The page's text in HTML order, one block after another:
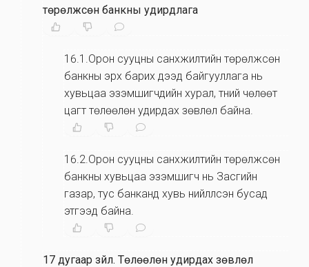
төрөлжсөн банкны удирдлага
16.1.Орон сууцны санхүүжилтийн төрөлжсөн
банкны эрх барих дээд байгууллага нь
хувьцаа эзэмшигчдийн хурал, түүний чөлөөт
цагт төлөөлөн удирдах зөвлөл байна.
16.2.Орон сууцны санхүүжилтийн төрөлжсөн
банкны хувьцаа эзэмшигч нь Засгийн
газар, тус банканд хувь нийлүүлсэн бусад
этгээд байна.
17 дугаар зүйл. Төлөөлөн удирдах зөвлөл